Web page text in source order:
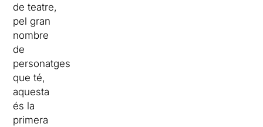
de teatre,
pel gran
nombre
de
personatges
que té,
aquesta
és la
primera